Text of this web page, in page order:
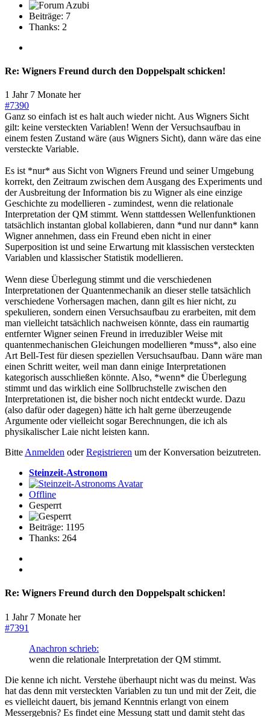
Beiträge: 7
Thanks: 2
Re: Wigners Freund durch den Doppelspalt schicken!
1 Jahr 7 Monate her
#7390
Ganz so einfach ist es halt auch wieder nicht. Aus Wigners Sicht
gilt: keine versteckten Variablen! Wenn der Versuchsaufbau in
einem festen Zustand wäre (aus Wigners Sicht), dann wäre das eine
versteckte Variable.
Es ist *nur* aus Sicht von Wigners Freund und seiner Umgebung
korrekt, den Zeitraum zwischen dem Ausgang des Experiments und
der Ausbreitung der Information bis zu Wigner als eine einzige
Geschichte zu modellieren - zumindest, wenn die relationale
Interpretation der QM stimmt. Wenn stattdessen Wellenfunktionen
tatsächlich instantan global kollabieren, dann *und nur dann* kann
Wigner annehmen, dass ein Freund eben nicht in einer
Superposition ist und seine Erwartung mit klassischen versteckten
Variablen und klassischer Statistik modellieren.
Wenn diese Überlegung stimmt und die verschiedenen
Interpretationen der Quantenmechanik an dieser stelle tatsächlich
verschiedene Vorhersagen machen, dann gilt es hier nicht, zu
spekulieren, sondern einen Versuchsaufbau zu erarbeiten, mit dem
man vielleicht tatsächlich nachweisen könnte, dass ein raumartig
entfernter Wigner seinen Freund in irreduzibler Weise mit
quantenmechanischen Gleichungen modellieren *muss*, also eine
Art Bell-Test für diesen speziellen Versuchsaufbau. Dann wäre man
einen Schritt weiter, weil man dann einige Interpretationen
kategorisch ausschließen könnte. Also, *wenn* die Überlegung
stimmt und das wirklich eine Sollbruchstelle zwischen den
Interpretationen ist, die bisher noch nicht entdeckt wurde. Dazu
(also dafür oder dagegen) hätte ich halt gerne überzeugende
Argumente oder vielleicht sogar Berechnungen, die ich als
physikalischer Laie nicht leisten kann.
Bitte Anmelden oderRegistrieren um der Konversation beizutreten.
Steinzeit-Astronom
Offline
Gesperrt
Beiträge: 1195
Thanks: 264
Re: Wigners Freund durch den Doppelspalt schicken!
1 Jahr 7 Monate her
#7391
Anachron schrieb:
wenn die relationale Interpretation der QM stimmt.
Die kenne ich nicht. Verstehe überhaupt nicht was du meinst. Was
hat das denn mit versteckten Variablen zu tun und mit der Zeit, die
es vielleicht dauert, bis jemand Kenntnis erlangt von einem
Messergebnis? Es findet eine Messung statt und damit steht das